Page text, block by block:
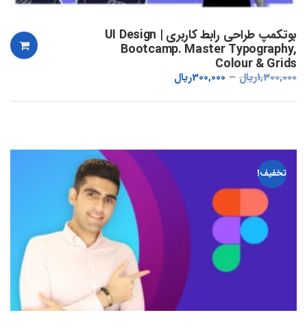
بوتکمپ طراحی رابط کاربری | UI Design
Bootcamp. Master Typography,
Colour & Grids
1,300,000ریال 300,000ریال
تخفیف!